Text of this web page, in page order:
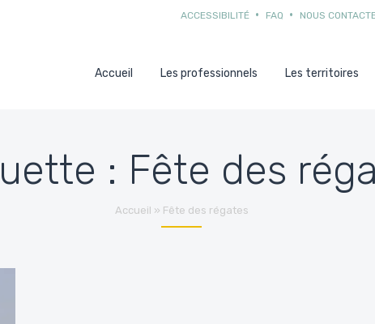
ACCESSIBILITÉ FAQ NOUS
Accueil Les professionnels Les territoires
: Fête des
Accueil » Fête des régates